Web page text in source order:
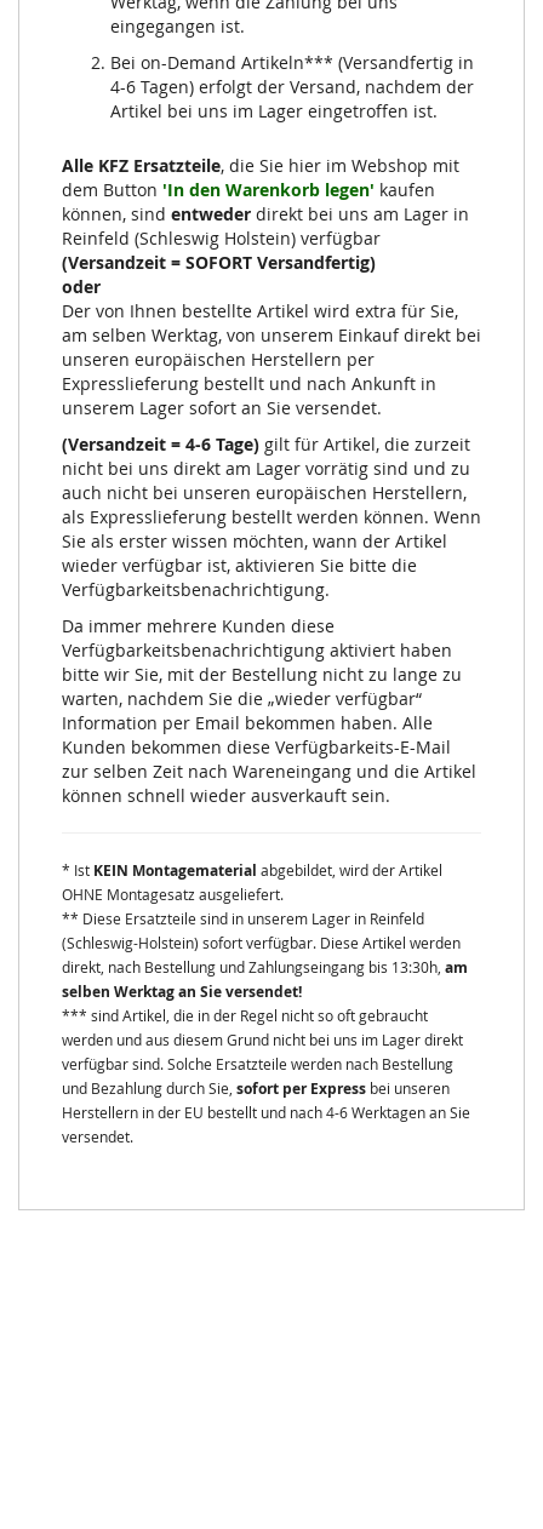
eingegangen ist.
Bei on-Demand Artikeln*** (Versandfertig in
4-6 Tagen) erfolgt der Versand, nachdem der
Artikel bei uns im Lager eingetroffen ist.
Alle KFZ Ersatzteile, die Sie hier im Webshop mit
dem Button 'In den Warenkorb legen' kaufen
können, sind entweder direkt bei uns am Lager in
Reinfeld (Schleswig Holstein) verfügbar
(Versandzeit = SOFORT Versandfertig)
oder
Der von Ihnen bestellte Artikel wird extra für Sie,
am selben Werktag, von unserem Einkauf direkt bei
unseren europäischen Herstellern per
Expresslieferung bestellt und nach Ankunft in
unserem Lager sofort an Sie versendet.
(Versandzeit = 4-6 Tage) gilt für Artikel, die zurzeit
nicht bei uns direkt am Lager vorrätig sind und zu
auch nicht bei unseren europäischen Herstellern,
als Expresslieferung bestellt werden können. Wenn
Sie als erster wissen möchten, wann der Artikel
wieder verfügbar ist, aktivieren Sie bitte die
Verfügbarkeitsbenachrichtigung.
Da immer mehrere Kunden diese
Verfügbarkeitsbenachrichtigung aktiviert haben
bitte wir Sie, mit der Bestellung nicht zu lange zu
warten, nachdem Sie die „wieder verfügbar“
Information per Email bekommen haben. Alle
Kunden bekommen diese Verfügbarkeits-E-Mail
zur selben Zeit nach Wareneingang und die Artikel
können schnell wieder ausverkauft sein.
* Ist KEIN Montagematerial abgebildet, wird der Artikel
OHNE Montagesatz ausgeliefert.
** Diese Ersatzteile sind in unserem Lager in Reinfeld
(Schleswig-Holstein) sofort verfügbar. Diese Artikel werden
direkt, nach Bestellung und Zahlungseingang bis 13:30h, am
selben Werktag an Sie versendet!
*** sind Artikel, die in der Regel nicht so oft gebraucht
werden und aus diesem Grund nicht bei uns im Lager direkt
verfügbar sind. Solche Ersatzteile werden nach Bestellung
und Bezahlung durch Sie, sofort per Express bei unseren
Herstellern in der EU bestellt und nach 4-6 Werktagen an Sie
versendet.